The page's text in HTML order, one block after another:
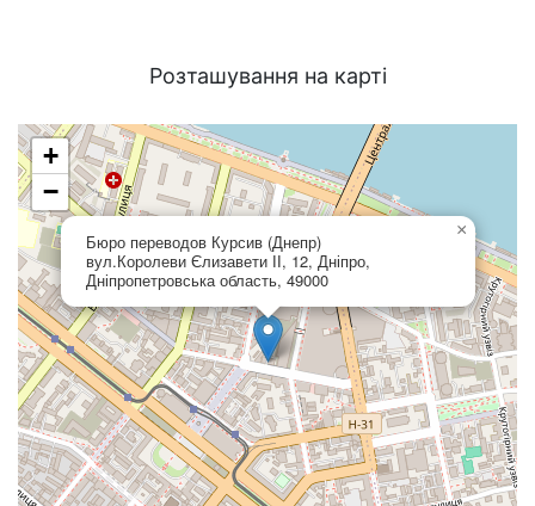
Розташування на карті
Бюро переводов Курсив (Днепр)
вул.Королеви Єлизавети ІІ, 12, Дніпро,
Дніпропетровська область, 49000
×
+
−